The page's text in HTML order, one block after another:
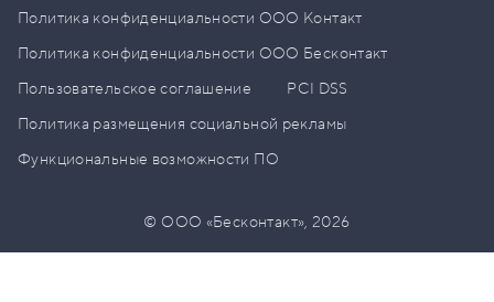
Политика конфиденциальности ООО Контакт
Политика конфиденциальности ООО Бесконтакт
Пользовательское соглашение
PCI DSS
Политика размещения социальной рекламы
Функциональные возможности ПО
© ООО «Бесконтакт»,2026